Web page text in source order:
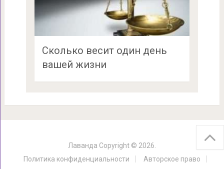
Сколько весит один день
вашей жизни
Лаванда Copyright © 2026.
Политика конфиденциальности
Авторское право